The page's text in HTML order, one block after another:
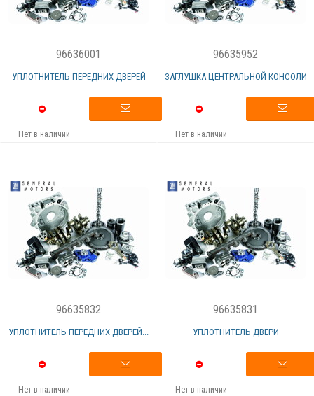
96636001
УПЛОТНИТЕЛЬ ПЕРЕДНИХ ДВЕРЕЙ
Нет в наличии
96635952
ЗАГЛУШКА ЦЕНТРАЛЬНОЙ КОНСОЛИ
Нет в наличии
96635832
УПЛОТНИТЕЛЬ ПЕРЕДНИХ ДВЕРЕЙ...
Нет в наличии
96635831
УПЛОТНИТЕЛЬ ДВЕРИ
Нет в наличии